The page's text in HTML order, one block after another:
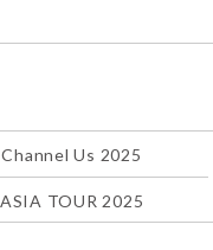
Channel Us 2025
ASIA TOUR 2025